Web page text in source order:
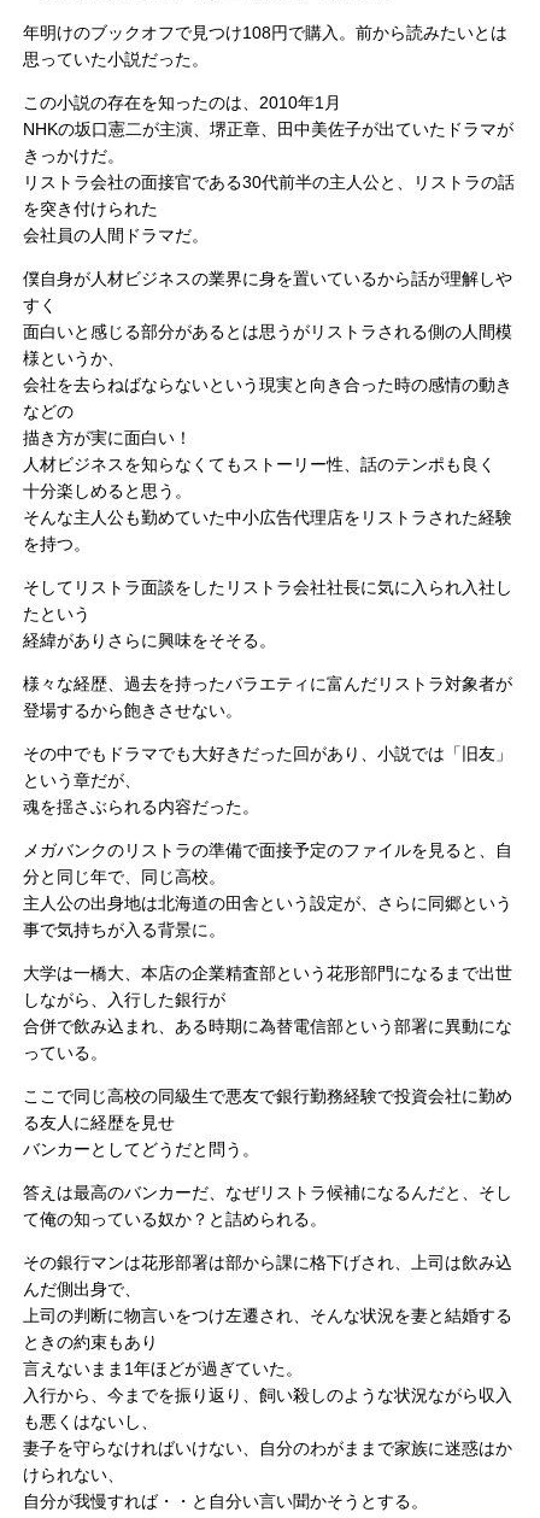
年明けのブックオフで見つけ108円で購入。前から読みたいとは
思っていた小説だった。
この小説の存在を知ったのは、2010年1月
NHKの坂口憲二が主演、堺正章、田中美佐子が出ていたドラマが
きっかけだ。
リストラ会社の面接官である30代前半の主人公と、リストラの話
を突き付けられた
会社員の人間ドラマだ。
僕自身が人材ビジネスの業界に身を置いているから話が理解しや
すく
面白いと感じる部分があるとは思うがリストラされる側の人間模
様というか、
会社を去らねばならないという現実と向き合った時の感情の動き
などの
描き方が実に面白い！
人材ビジネスを知らなくてもストーリー性、話のテンポも良く
十分楽しめると思う。
そんな主人公も勤めていた中小広告代理店をリストラされた経験
を持つ。
そしてリストラ面談をしたリストラ会社社長に気に入られ入社し
たという
経緯がありさらに興味をそそる。
様々な経歴、過去を持ったバラエティに富んだリストラ対象者が
登場するから飽きさせない。
その中でもドラマでも大好きだった回があり、小説では「旧友」
という章だが、
魂を揺さぶられる内容だった。
メガバンクのリストラの準備で面接予定のファイルを見ると、自
分と同じ年で、同じ高校。
主人公の出身地は北海道の田舎という設定が、さらに同郷という
事で気持ちが入る背景に。
大学は一橋大、本店の企業精査部という花形部門になるまで出世
しながら、入行した銀行が
合併で飲み込まれ、ある時期に為替電信部という部署に異動にな
っている。
ここで同じ高校の同級生で悪友で銀行勤務経験で投資会社に勤め
る友人に経歴を見せ
バンカーとしてどうだと問う。
答えは最高のバンカーだ、なぜリストラ候補になるんだと、そし
て俺の知っている奴か？と詰められる。
その銀行マンは花形部署は部から課に格下げされ、上司は飲み込
んだ側出身で、
上司の判断に物言いをつけ左遷され、そんな状況を妻と結婚する
ときの約束もあり
言えないまま1年ほどが過ぎていた。
入行から、今までを振り返り、飼い殺しのような状況ながら収入
も悪くはないし、
妻子を守らなければいけない、自分のわがままで家族に迷惑はか
けられない、
自分が我慢すれば・・と自分い言い聞かそうとする。